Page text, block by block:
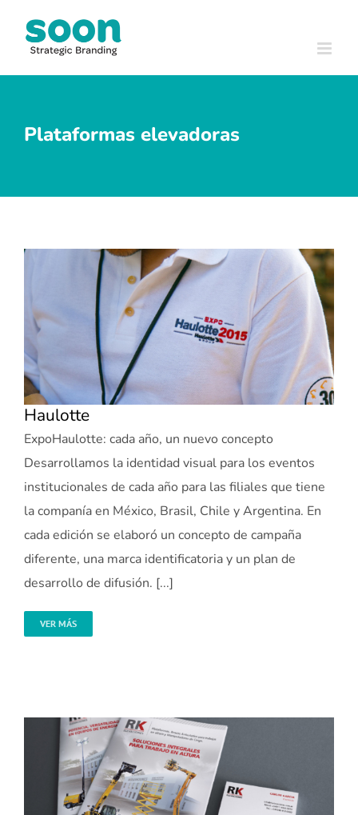
content
Plataformas elevadoras
Haulotte
ExpoHaulotte: cada año, un nuevo concepto
Desarrollamos la identidad visual para los eventos
institucionales de cada año para las filiales que tiene
la companía en México, Brasil, Chile y Argentina. En
cada edición se elaboró un concepto de campaña
diferente, una marca identificatoria y un plan de
desarrollo de difusión. [...]
VER MÁS